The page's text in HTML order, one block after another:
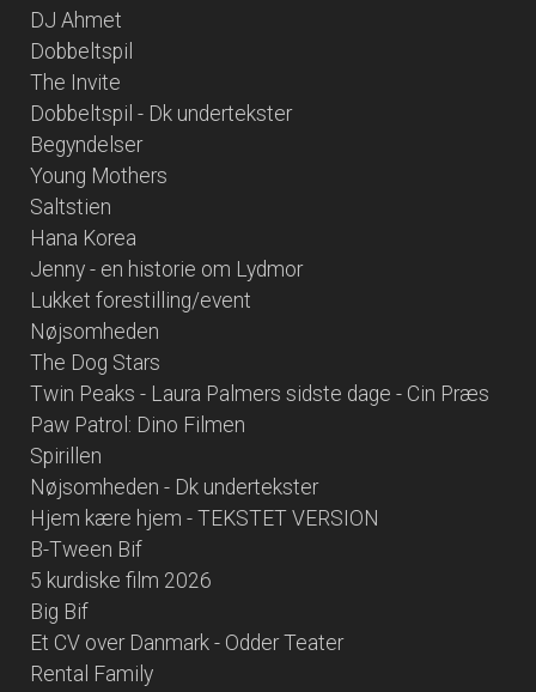
DJ Ahmet
Dobbeltspil
The Invite
Dobbeltspil - Dk undertekster
Begyndelser
Young Mothers
Saltstien
Hana Korea
Jenny - en historie om Lydmor
Lukket forestilling/event
Nøjsomheden
The Dog Stars
Twin Peaks - Laura Palmers sidste dage - Cin Præs
Paw Patrol: Dino Filmen
Spirillen
Nøjsomheden - Dk undertekster
Hjem kære hjem - TEKSTET VERSION
B-Tween Bif
5 kurdiske film 2026
Big Bif
Et CV over Danmark - Odder Teater
Rental Family